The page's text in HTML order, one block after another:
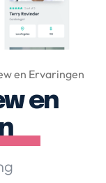
en Ervaringen
en